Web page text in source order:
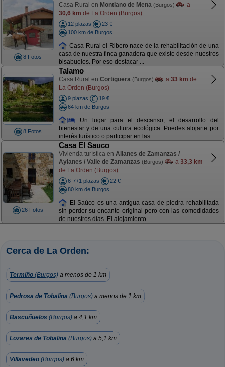
8 Fotos
Casa Rural en Montiano de Mena (Burgos)
a
30,6 km de La Orden (Burgos)
12 plazas
23 €
100 km de Burgos
Casa Rural el Ribero nace de la rehabilitación de una
casa de nuestra finca ganadera que existe desde nuestros
bisabuelos. Por eso destacar ...
8 Fotos
Talamo
Casa Rural en Cortiguera (Burgos) a 33 km de
La Orden (Burgos)
9 plazas
19 €
64 km de Burgos
Un lugar para el descanso, el desarrollo del
bienestar y de una cultura ecológica. Puedes alojarte por
interés turístico o participar en las ...
26 Fotos
Casa El Sauco
Vivienda turística en Ailanes de Zamanzas /
Aylanes / Valle de Zamanzas (Burgos) a 33,3 km
de La Orden (Burgos)
6-7+1 plazas
22 €
80 km de Burgos
El Saúco es una antigua casa de piedra rehabilitada
sin perder su encanto original pero con las comodidades
de nuestros días. El alojamiento ...
Cerca de La Orden:
Termiño (Burgos) a menos de 1 km
Pedrosa de Tobalina (Burgos) a menos de 1 km
Bascuñuelos (Burgos) a 4,1 km
Lozares de Tobalina (Burgos) a 5,1 km
Villavedeo (Burgos) a 6 km